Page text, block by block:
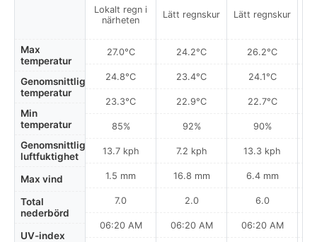
Max
temperatur
Genomsnittlig
temperatur
Min
temperatur
Genomsnittlig
luftfuktighet
Max vind
Total
nederbörd
UV-index
Lokalt regn i
närheten
27.0°C
24.8°C
23.3°C
85%
13.7 kph
1.5 mm
7.0
06:20 AM
Lätt regnskur
24.2°C
23.4°C
22.9°C
92%
7.2 kph
16.8 mm
2.0
06:20 AM
Lätt regnskur
26.2°C
24.1°C
22.7°C
90%
13.3 kph
6.4 mm
6.0
06:20 AM